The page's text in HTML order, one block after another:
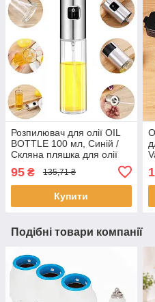
Розпилювач для олії OIL
BOTTLE 100 мл, Синій /
Скляна пляшка для олії
95 ₴ 135,71 ₴
Купити
Подібні товари компанії